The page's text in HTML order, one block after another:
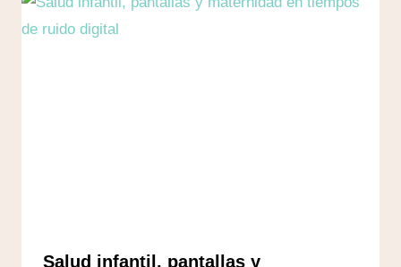
Salud infantil, pantallas y